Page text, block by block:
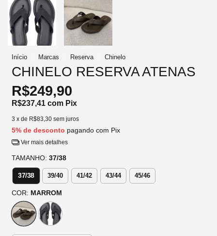
Início Marcas Reserva Chinelo
CHINELO RESERVA ATENAS
R$249,90
R$237,41 com Pix
3 x de R$83,30 sem juros
5% de desconto pagando com Pix
Ver mais detalhes
TAMANHO: 37/38
37/38 39/40 41/42 43/44 45/46
COR: MARROM